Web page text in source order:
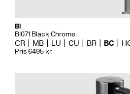
Bi
BI071 Black Chrome
CR MB LU CU BR BC
Pris 6495 kr